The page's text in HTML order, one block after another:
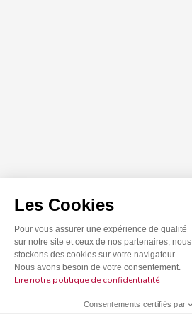
Les Cookies
Pour vous assurer une expérience de qualité
sur notre site et ceux de nos partenaires, nous
stockons des cookies sur votre navigateur.
Nous avons besoin de votre consentement.
Lire notre politique de confidentialité
Consentements certifiés par